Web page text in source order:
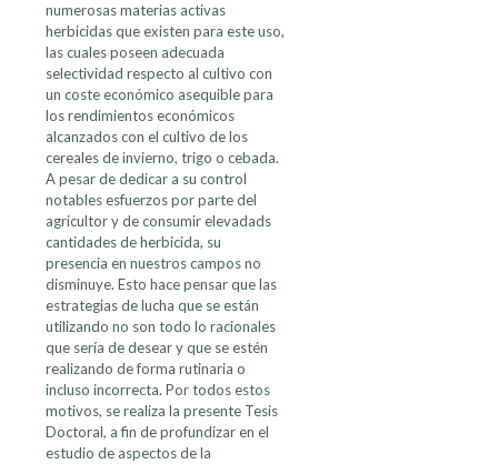
numerosas materias activas
herbicidas que existen para este uso,
las cuales poseen adecuada
selectividad respecto al cultivo con
un coste económico asequible para
los rendimientos económicos
alcanzados con el cultivo de los
cereales de invierno, trigo o cebada.
A pesar de dedicar a su control
notables esfuerzos por parte del
agricultor y de consumir elevadads
cantidades de herbicida, su
presencia en nuestros campos no
disminuye. Esto hace pensar que las
estrategias de lucha que se están
utilizando no son todo lo racionales
que sería de desear y que se estén
realizando de forma rutinaria o
incluso incorrecta. Por todos estos
motivos, se realiza la presente Tesis
Doctoral, a fin de profundizar en el
estudio de aspectos de la